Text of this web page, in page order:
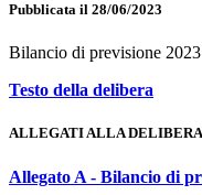
Pubblicata il 28/06/2023
Bilancio di previsione 2023
Testo della delibera
ALLEGATI ALLA DELIBERA
Allegato A - Bilancio di